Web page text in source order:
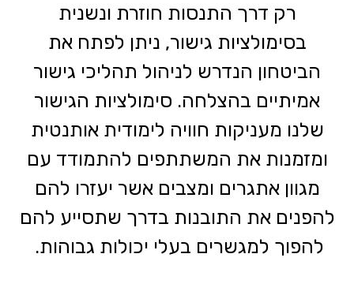
רק דרך התנסות חוזרת ונשנית
בסימולציות גישור, ניתן לפתח את
הביטחון הנדרש לניהול תהליכי גישור
אמיתיים בהצלחה. סימולציות הגישור
שלנו מעניקות חוויה לימודית אותנטית
ומזמנות את המשתתפים להתמודד עם
מגוון אתגרים ומצבים אשר יעזרו להם
להפנים את התובנות בדרך שתסייע להם
להפוך למגשרים בעלי יכולות גבוהות.